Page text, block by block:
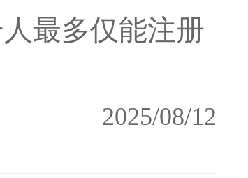
最多仅能注册
2025/08/12